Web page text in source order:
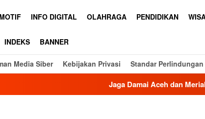
INFO DIGITAL OLAHRAGA PENDIDIKAN
INDEKS BANNER
Media Siber Kebijakan Privasi Standar
Jaga Damai Aceh dan Meriahkan HUT RI Ke